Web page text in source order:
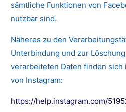
sämtliche Funktionen von
nutzbar sind.
Näheres zu den
Unterbindung und zur
verarbeiteten Daten finden
von Instagram:
https://help.instagram.com/